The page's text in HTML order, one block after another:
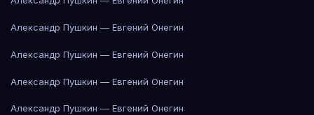
Александр Пушкин — Евгений Онегин
Александр Пушкин — Евгений Онегин
Александр Пушкин — Евгений Онегин
Александр Пушкин — Евгений Онегин